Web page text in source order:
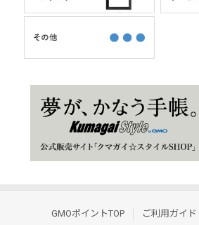
GMOポイントTOP ご利用ガイド